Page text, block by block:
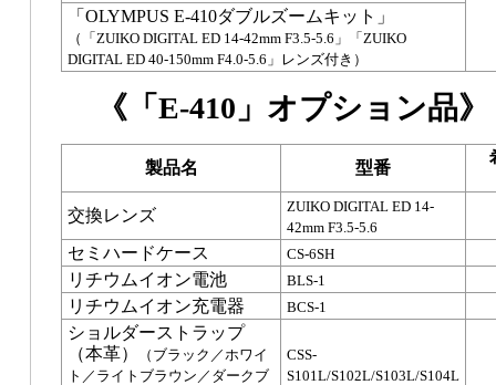
「OLYMPUS E-410ダブルズームキット」
（「ZUIKO DIGITAL ED 14-42mm F3.5-5.6」「ZUIKO
DIGITAL ED 40-150mm F4.0-5.6」レンズ付き）
《「E-410」オプション品》
製品名 型番
交換レンズ
ZUIKO DIGITAL ED 14-
42mm F3.5-5.6
セミハードケース CS-6SH
リチウムイオン電池 BLS-1
リチウムイオン充電器 BCS-1
ショルダーストラップ
（本革）
（ブラック／ホワイ
ト／ライトブラウン／ダークブ
CSS-
S101L/S102L/S103L/S104L